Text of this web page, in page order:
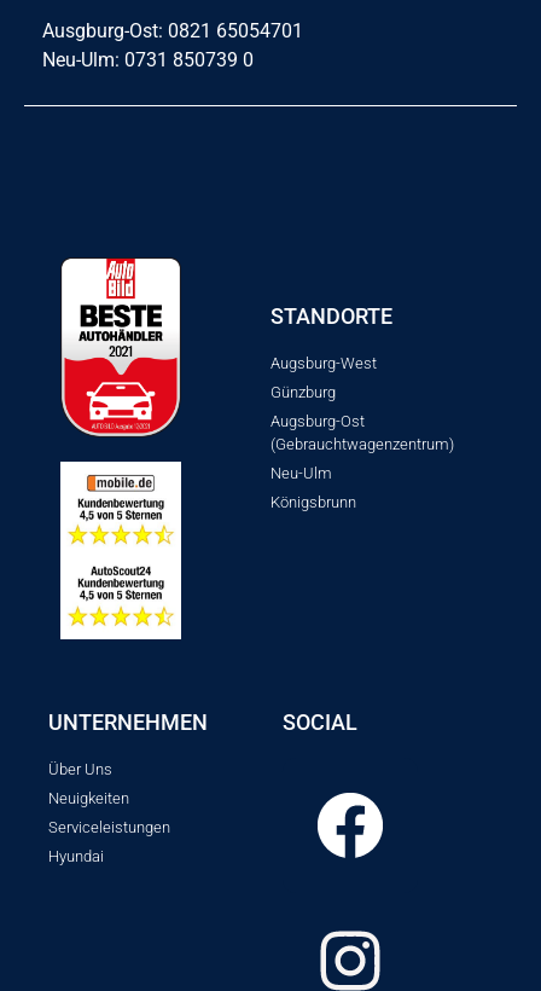
Ausgburg-Ost: 0821 65054701
Neu-Ulm: 0731 850739 0
STANDORTE
Augsburg-West
Günzburg
Augsburg-Ost
(Gebrauchtwagenzentrum)
Neu-Ulm
Königsbrunn
UNTERNEHMEN
Über Uns
Neuigkeiten
Serviceleistungen
Hyundai
SOCIAL